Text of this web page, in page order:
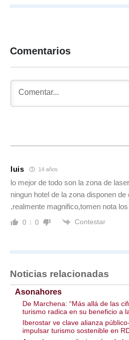
Comentarios
luis 14 años
lo mejor de todo son la zona de
ningun hotel de la zona disponen
,realmente magnifico,tomen nota
0 0 Contestar
Noticias relacionadas
Asonahores
De Marchena: “Más allá de las
turismo radica en su beneficio a
Iberostar ve clave alianza
impulsar turismo sostenible en